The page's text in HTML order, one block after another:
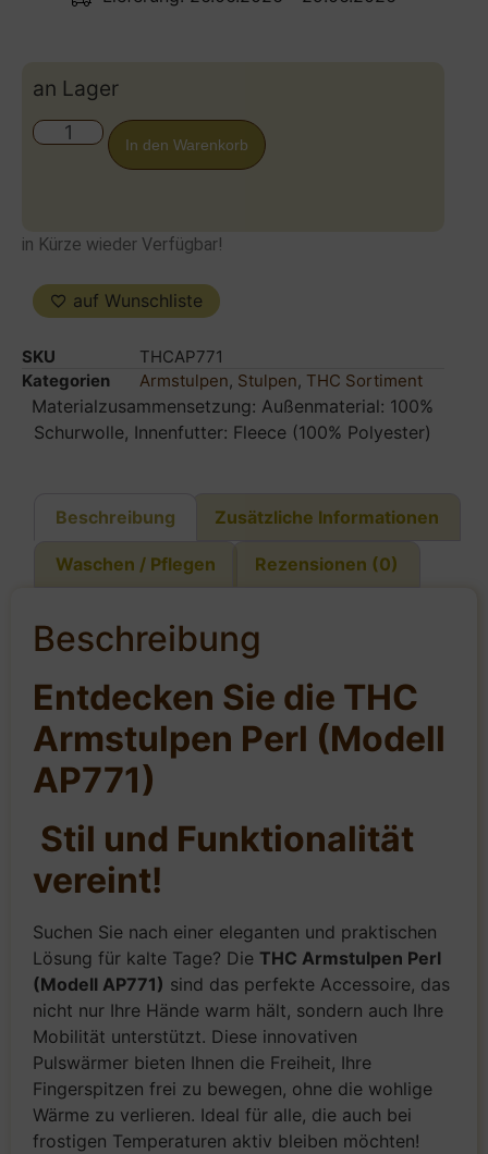
an Lager
In den Warenkorb
in Kürze wieder Verfügbar!
auf Wunschliste
SKU
THCAP771
Kategorien
Armstulpen, Stulpen, THC Sortiment
Materialzusammensetzung: Außenmaterial: 100%
Schurwolle, Innenfutter: Fleece (100% Polyester)
Beschreibung Zusätzliche Informationen
Waschen / Pflegen Rezensionen (0)
Beschreibung
Entdecken Sie die THC
Armstulpen Perl (Modell
AP771)
Stil und Funktionalität
vereint!
Suchen Sie nach einer eleganten und praktischen
Lösung für kalte Tage? Die THC Armstulpen Perl
(Modell AP771) sind das perfekte Accessoire, das
nicht nur Ihre Hände warm hält, sondern auch Ihre
Mobilität unterstützt. Diese innovativen
Pulswärmer bieten Ihnen die Freiheit, Ihre
Fingerspitzen frei zu bewegen, ohne die wohlige
Wärme zu verlieren. Ideal für alle, die auch bei
frostigen Temperaturen aktiv bleiben möchten!